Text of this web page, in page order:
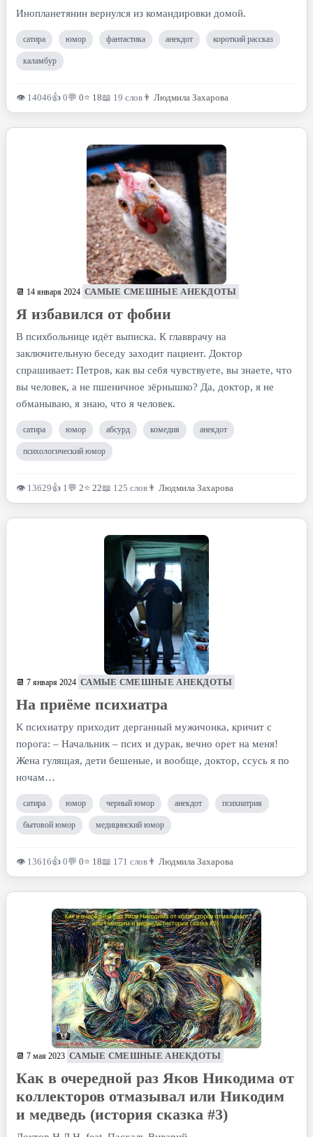
Инопланетянин вернулся из командировки домой.
сатира юмор фантастика анекдот короткий рассказ
каламбур
👁 14046👍 0💬 0⭐ 18📖 19 слов 👨 Людмила Захарова
📆 14 января 2024 САМЫЕ СМЕШНЫЕ АНЕКДОТЫ
Я избавился от фобии
В психбольнице идёт выписка. К главврачу на
заключительную беседу заходит пациент. Доктор
спрашивает: Петров, как вы себя чувствуете, вы знаете, что
вы человек, а не пшеничное зёрнышко? Да, доктор, я не
обманываю, я знаю, что я человек.
сатира юмор абсурд комедия анекдот
психологический юмор
👁 13629👍 1💬 2⭐ 22📖 125 слов 👨 Людмила Захарова
📆 7 января 2024 САМЫЕ СМЕШНЫЕ АНЕКДОТЫ
На приёме психиатра
К психиатру приходит дерганный мужичонка, кричит с
порога: – Начальник – псих и дурак, вечно орет на меня!
Жена гулящая, дети бешеные, и вообще, доктор, ссусь я по
ночам…
сатира юмор черный юмор анекдот психиатрия
бытовой юмор медицинский юмор
👁 13616👍 0💬 0⭐ 18📖 171 слов 👨 Людмила Захарова
📆 7 мая 2023 САМЫЕ СМЕШНЫЕ АНЕКДОТЫ
Как в очередной раз Яков Никодима от
коллекторов отмазывал или Никодим
и медведь (история сказка #3)